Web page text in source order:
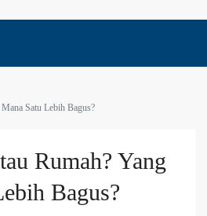
Satu Lebih Bagus?
Rumah? Yang
Bagus?